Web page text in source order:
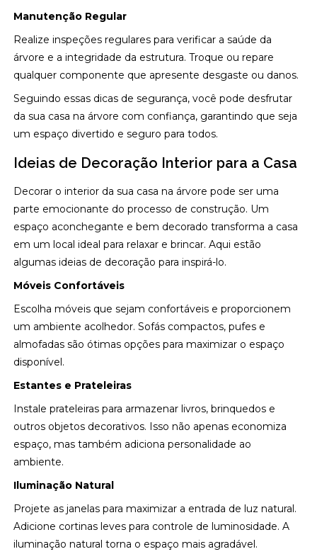
Manutenção Regular
Realize inspeções regulares para verificar a saúde da
árvore e a integridade da estrutura. Troque ou repare
qualquer componente que apresente desgaste ou danos.
Seguindo essas dicas de segurança, você pode desfrutar
da sua casa na árvore com confiança, garantindo que seja
um espaço divertido e seguro para todos.
Ideias de Decoração Interior para a Casa
Decorar o interior da sua casa na árvore pode ser uma
parte emocionante do processo de construção. Um
espaço aconchegante e bem decorado transforma a casa
em um local ideal para relaxar e brincar. Aqui estão
algumas ideias de decoração para inspirá-lo.
Móveis Confortáveis
Escolha móveis que sejam confortáveis e proporcionem
um ambiente acolhedor. Sofás compactos, pufes e
almofadas são ótimas opções para maximizar o espaço
disponível.
Estantes e Prateleiras
Instale prateleiras para armazenar livros, brinquedos e
outros objetos decorativos. Isso não apenas economiza
espaço, mas também adiciona personalidade ao
ambiente.
Iluminação Natural
Projete as janelas para maximizar a entrada de luz natural.
Adicione cortinas leves para controle de luminosidade. A
iluminação natural torna o espaço mais agradável.